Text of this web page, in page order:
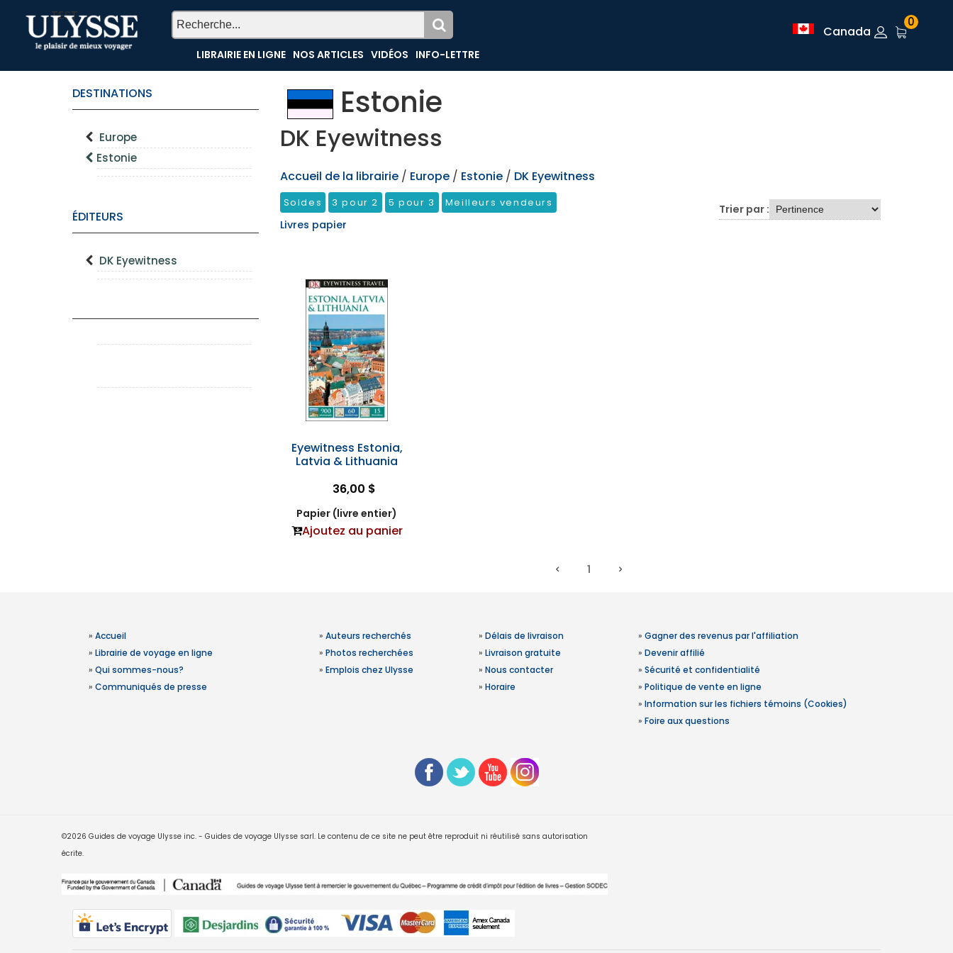
TEST
LIBRAIRIE EN LIGNE NOS ARTICLES VIDÉOS INFO-LETTRE
Canada
0
DESTINATIONS
Europe
Estonie
ÉDITEURS
DK Eyewitness
Estonie
DK Eyewitness
Accueil de la librairie / Europe / Estonie / DK Eyewitness
Soldes 3 pour 2 5 pour 3 Meilleurs vendeurs
Livres papier
Trier par :
Eyewitness Estonia,
Latvia & Lithuania
36,00 $
Papier (livre entier)
Ajoutez au panier
1
» Accueil
» Librairie de voyage en ligne
» Qui sommes-nous?
» Communiqués de presse
» Auteurs recherchés
» Photos recherchées
» Emplois chez Ulysse
» Délais de livraison
» Livraison gratuite
» Nous contacter
» Horaire
» Gagner des revenus par l'affiliation
» Devenir affilié
» Sécurité et confidentialité
» Politique de vente en ligne
» Information sur les fichiers témoins (Cookies)
» Foire aux questions
©2026 Guides de voyage Ulysse inc. - Guides de voyage Ulysse sarl. Le contenu de ce site ne peut être reproduit ni réutilisé sans autorisation
écrite.